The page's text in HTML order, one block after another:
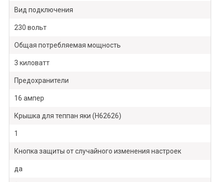
Вид подключения
230 вольт
Общая потребляемая мощность
3 киловатт
Предохранители
16 ампер
Крышка для теппан яки (H62626)
1
Кнопка защиты от случайного изменения настроек
да